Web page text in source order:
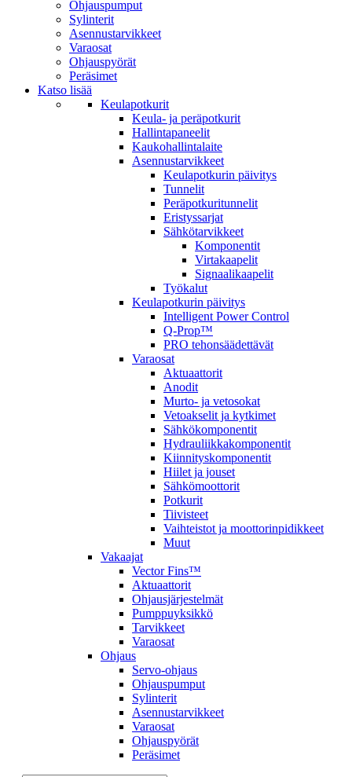
Ohjauspumput
Sylinterit
Asennustarvikkeet
Varaosat
Ohjauspyörät
Peräsimet
Katso lisää
Keulapotkurit
Keula- ja peräpotkurit
Hallintapaneelit
Kaukohallintalaite
Asennustarvikkeet
Keulapotkurin päivitys
Tunnelit
Peräpotkuritunnelit
Eristyssarjat
Sähkötarvikkeet
Komponentit
Virtakaapelit
Signaalikaapelit
Työkalut
Keulapotkurin päivitys
Intelligent Power Control
Q-Prop™
PRO tehonsäädettävät
Varaosat
Aktuaattorit
Anodit
Murto- ja vetosokat
Vetoakselit ja kytkimet
Sähkökomponentit
Hydrauliikkakomponentit
Kiinnityskomponentit
Hiilet ja jouset
Sähkömoottorit
Potkurit
Tiivisteet
Vaihteistot ja moottorinpidikkeet
Muut
Vakaajat
Vector Fins™
Aktuaattorit
Ohjausjärjestelmät
Pumppuyksikkö
Tarvikkeet
Varaosat
Ohjaus
Servo-ohjaus
Ohjauspumput
Sylinterit
Asennustarvikkeet
Varaosat
Ohjauspyörät
Peräsimet